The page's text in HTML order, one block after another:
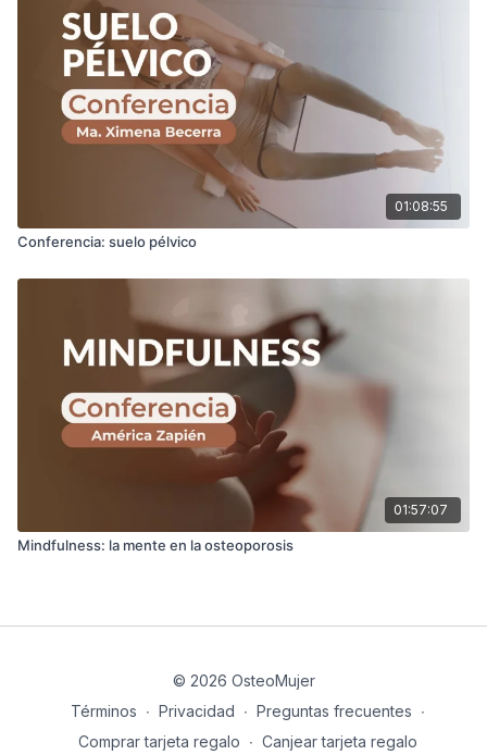
01:08:55
Conferencia: suelo pélvico
01:57:07
Mindfulness: la mente en la osteoporosis
© 2026 OsteoMujer
Términos ∙ Privacidad ∙ Preguntas frecuentes ∙
Comprar tarjeta regalo ∙ Canjear tarjeta regalo